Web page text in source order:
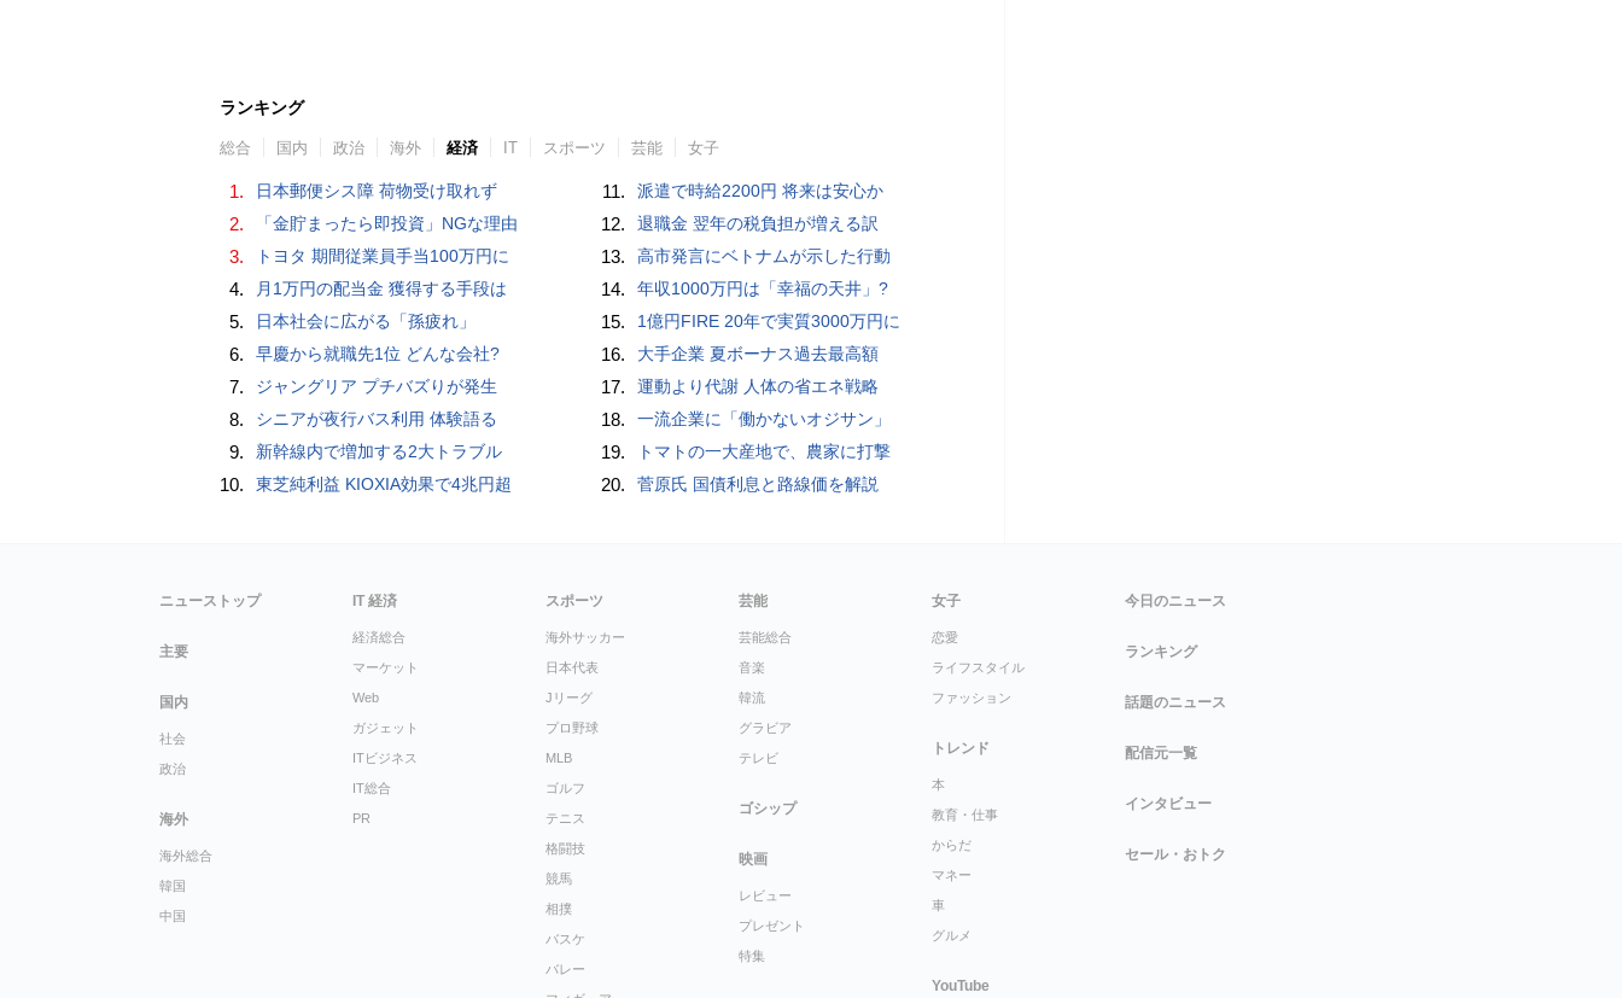
ランキング
総合 国内 政治 海外 経済 IT スポーツ 芸能 女子
1. 日本郵便シス障 荷物受け取れず
2. 「金貯まったら即投資」NGな理由
3. トヨタ 期間従業員手当100万円に
4. 月1万円の配当金 獲得する手段は
5. 日本社会に広がる「孫疲れ」
6. 早慶から就職先1位 どんな会社?
7. ジャングリア プチバズりが発生
8. シニアが夜行バス利用 体験語る
9. 新幹線内で増加する2大トラブル
10. 東芝純利益 KIOXIA効果で4兆円超
11. 派遣で時給2200円 将来は安心か
12. 退職金 翌年の税負担が増える訳
13. 高市発言にベトナムが示した行動
14. 年収1000万円は「幸福の天井」?
15. 1億円FIRE 20年で実質3000万円に
16. 大手企業 夏ボーナス過去最高額
17. 運動より代謝 人体の省エネ戦略
18. 一流企業に「働かないオジサン」
19. トマトの一大産地で、農家に打撃
20. 菅原氏 国債利息と路線価を解説
ニューストップ
主要
国内
社会
政治
海外
海外総合
韓国
中国
IT 経済
経済総合
マーケット
Web
ガジェット
ITビジネス
IT総合
PR
スポーツ
海外サッカー
日本代表
Jリーグ
プロ野球
MLB
ゴルフ
テニス
格闘技
競馬
相撲
バスケ
バレー
芸能
芸能総合
音楽
韓流
グラビア
テレビ
ゴシップ
映画
レビュー
プレゼント
特集
女子
恋愛
ライフスタイル
ファッション
トレンド
本
教育・仕事
からだ
マネー
車
グルメ
YouTube
今日のニュース
ランキング
話題のニュース
配信元一覧
インタビュー
セール・おトク